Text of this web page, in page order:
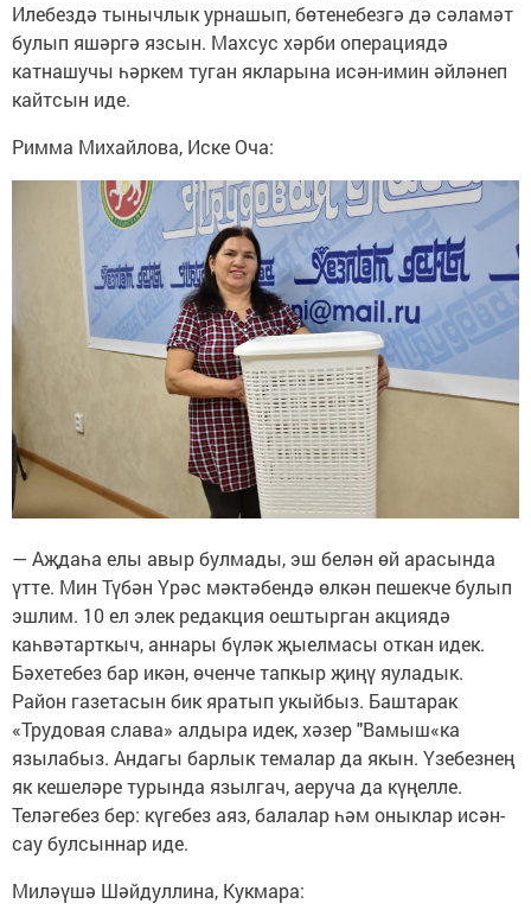
Илебездә тынычлык урнашып, бөтенебезгә дә сәламәт
булып яшәргә язсын. Махсус хәрби операциядә
катнашучы һәркем туган якларына исән-имин әйләнеп
кайтсын иде.
Римма Михайлова, Иске Оча:
— Аҗдаһа елы авыр булмады, эш белән өй арасында
үтте. Мин Түбән Үрәс мәктәбендә өлкән пешекче булып
эшлим. 10 ел элек редакция оештырган акциядә
каһвәтарткыч, аннары бүләк җыелмасы откан идек.
Бәхетебез бар икән, өченче тапкыр җиңү яуладык.
Район газетасын бик яратып укыйбыз. Баштарак
«Трудовая слава» алдыра идек, хәзер "Вамыш«ка
язылабыз. Андагы барлык темалар да якын. Үзебезнең
як кешеләре турында язылгач, аеруча да күңелле.
Теләгебез бер: күгебез аяз, балалар һәм оныклар исән-
сау булсыннар иде.
Миләүшә Шәйдуллина, Кукмара: